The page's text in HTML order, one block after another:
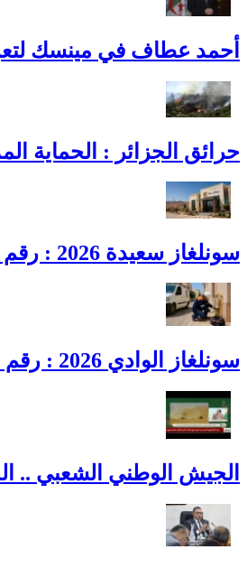
أحمد عطاف في مينسك
حرائق الجزائر : الحماية
سونلغاز سعيدة 2026 : رقم الهاتف، العنوان، أوقات العمل وطوارئ الغاز
سونلغاز الوادي 2026 : رقم الهاتف، العنوان، أوقات العمل وطوارئ الغاز
الجيش الوطني الشعبي ..